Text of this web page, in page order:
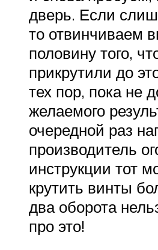
дверь. Если
то отвинчиваем
половину того,
прикрутили до
тех пор, пока не
желаемого
очередной раз
производитель
инструкции тот
крутить винты
два оборота
про это!